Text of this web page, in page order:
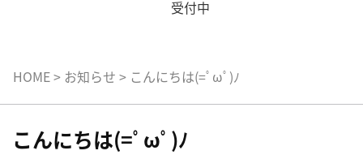
HOME> お知らせ > こんにちは(=ﾟωﾟ)ﾉ
こんにちは(=ﾟωﾟ)ﾉ